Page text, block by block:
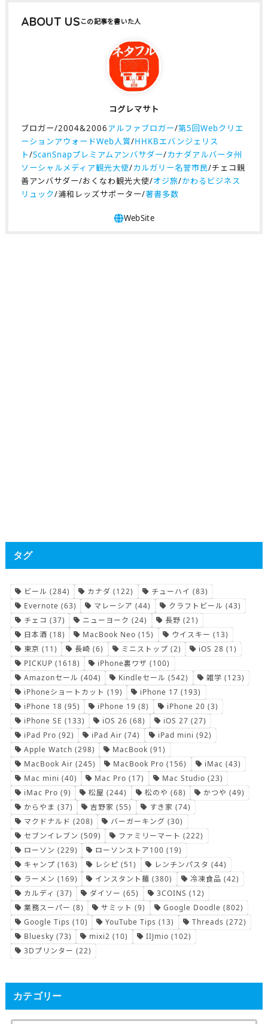
ABOUT US
コグレマサト
ブロガー/2004&2006アルファブロガー/第5回Webクリエ
ーションアウォードWeb人賞/HHKBエバンジェリス
ト/ScanSnapプレミアムアンバサダー/カナダアルバータ州
ソーシャルメディア観光大使/カルガリー名誉市民/チェコ親
善アンバサダー/おくなわ観光大使/オジ旅/かわるビジネス
リュック/浦和レッズサポーター/著書多数
タグ
ビール (284) カナダ (122) チューハイ (83)
Evernote (63) マレーシア (44) クラフトビール (43)
チェコ (37) ニューヨーク (24) 長野 (21)
日本酒 (18) MacBook Neo (15) ウイスキー (13)
東京 (11) 長崎 (6) ミニストップ (2) iOS 28 (1)
PICKUP (1618) iPhone裏ワザ (100)
Amazonセール (404) Kindleセール (542) 雑学 (123)
iPhoneショートカット (19) iPhone 17 (193)
iPhone 18 (95) iPhone 19 (8) iPhone 20 (3)
iPhone SE (133) iOS 26 (68) iOS 27 (27)
iPad Pro (92) iPad Air (74) iPad mini (92)
Apple Watch (298) MacBook (91)
MacBook Air (245) MacBook Pro (156) iMac (43)
Mac mini (40) Mac Pro (17) Mac Studio (23)
iMac Pro (9) 松屋 (244) 松のや (68) かつや (49)
からやま (37) 吉野家 (55) すき家 (74)
マクドナルド (208) バーガーキング (30)
セブンイレブン (509) ファミリーマート (222)
ローソン (229) ローソンストア100 (19)
キャンプ (163) レシピ (51) レンチンパスタ (44)
ラーメン (169) インスタント麺 (380) 冷凍食品 (42)
カルディ (37) ダイソー (65) 3COINS (12)
業務スーパー (8) サミット (9) Google Doodle (802)
Google Tips (10) YouTube Tips (13) Threads (272)
Bluesky (73) mixi2 (10) IIJmio (102)
3Dプリンター (22)
カテゴリー